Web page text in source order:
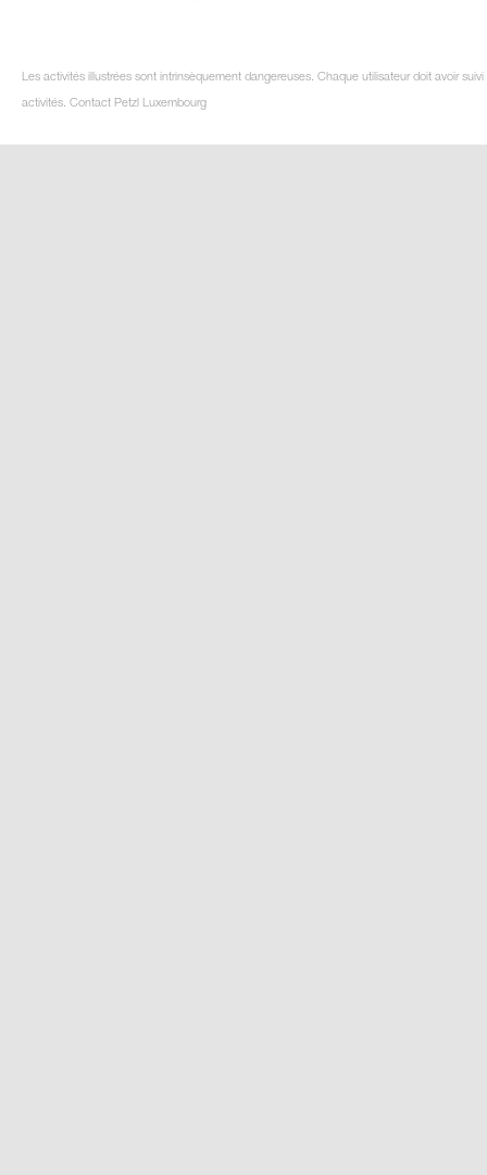
Les activités illustrées sont intrinsèquement dangereuses. Chaque utilisateur doit avoir
activités. Contact Petzl Luxembourg